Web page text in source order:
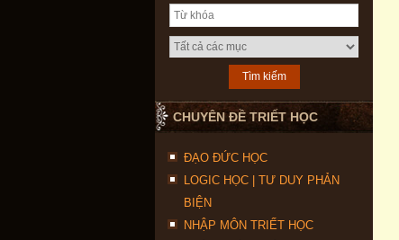
CHUYÊN ĐỀ TRIẾT HỌC
ĐẠO ĐỨC HỌC
LOGIC HỌC | TƯ DUY PHẢN
BIỆN
NHẬP MÔN TRIẾT HỌC